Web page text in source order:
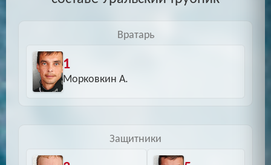
Вратарь
1
Морковкин А.
Защитники